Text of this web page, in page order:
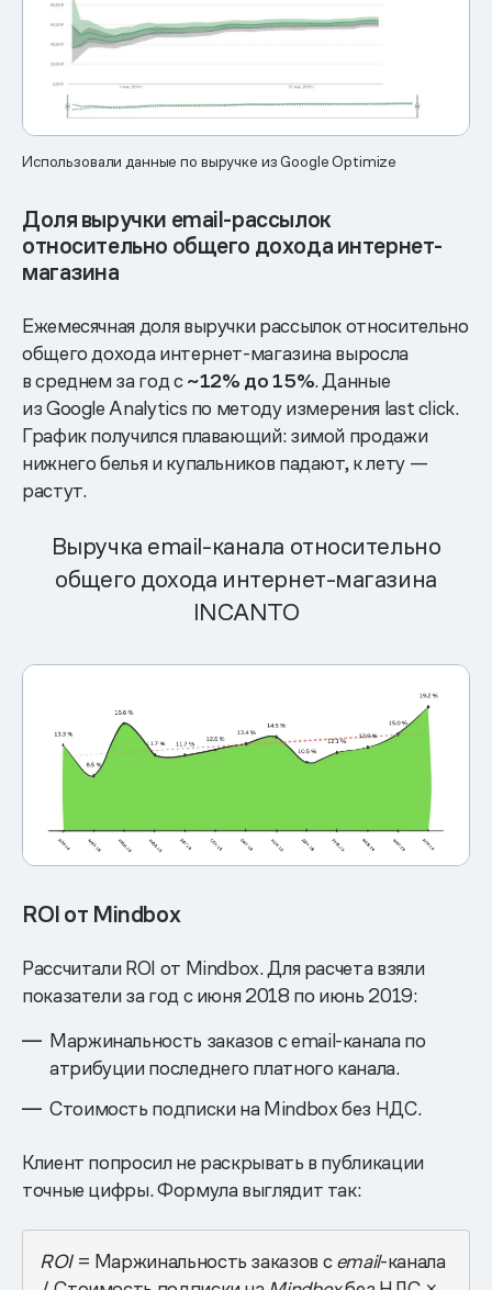
Использовали данные по выручке из Google Optimize
Доля выручки email-рассылок
относительно общего дохода интернет-
магазина
Ежемесячная доля выручки рассылок относительно
общего дохода интернет-магазина выросла
в среднем за год с~12% до 15%. Данные
из Google Analytics по методу измерения last click.
График получился плавающий: зимой продажи
нижнего белья и купальников падают, к лету —
растут.
Выручка email-канала относительно
общего дохода интернет-магазина
INCANTO
ROI от Mindbox
Рассчитали ROI от Mindbox. Для расчета взяли
показатели за год с июня 2018 по июнь 2019:
Маржинальность заказов с email-канала по
атрибуции последнего платного канала.
Стоимость подписки на Mindbox без НДС.
Клиент попросил не раскрывать в публикации
точные цифры. Формула выглядит так:
ROI= Маржинальность заказов сemail-канала